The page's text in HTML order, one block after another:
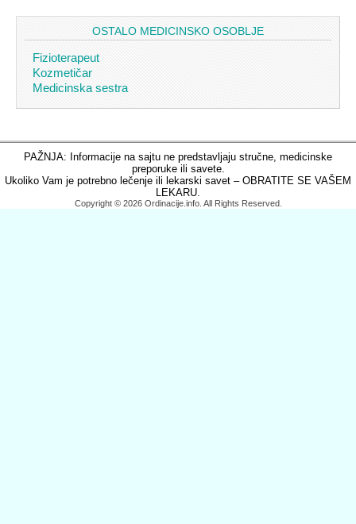
OSTALO MEDICINSKO OSOBLJE
Fizioterapeut
Kozmetičar
Medicinska sestra
PAŽNJA: Informacije na sajtu ne predstavljaju stručne, medicinske
preporuke ili savete.
Ukoliko Vam je potrebno lečenje ili lekarski savet – OBRATITE SE VAŠEM
LEKARU.
Copyright © 2026 Ordinacije.info. All Rights Reserved.